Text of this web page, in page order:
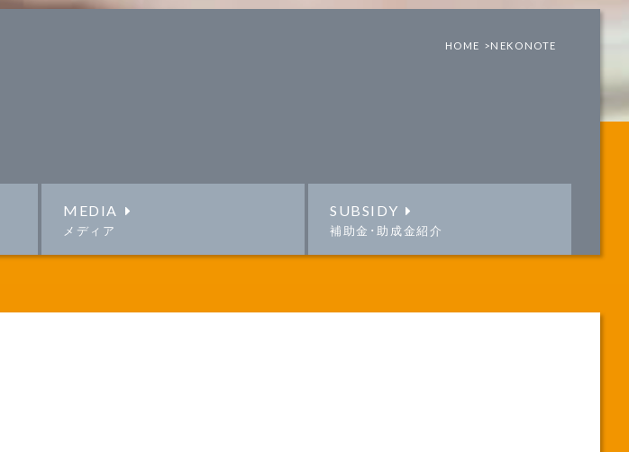
HOME >NEKONOTE
MEDIA
メディア
SUBSIDY
補助金･助成金紹介